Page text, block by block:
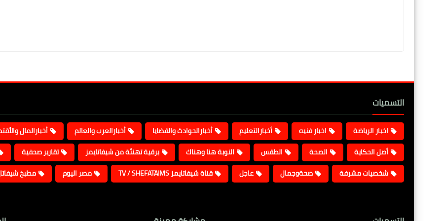
التسميات
اخبار الرياضة اخبار فنيه أخبارالتعليم أخبارالحوادث والقضايا أخبارالعرب والعالم
أخبارالمال
أصل الحكاية
الصحة الطقس النوبة هنا وهناك برقية تهنئة من شيفاتايمز
تقارير صحفية
شخصيات مشرفة
صحةوجمال عاجل قناة شيفاتايمز TV / SHEFATAIMS مصر اليوم مطبخ